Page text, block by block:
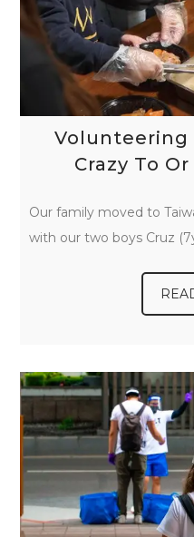
Volunteering
Crazy To
Our family moved to
with our two boys Cruz